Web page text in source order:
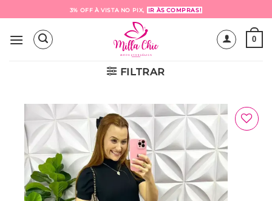
to
content
3% OFF À VISTA NO PIX, IR ÀS COMPRAS!
0
FILTRAR
Adicionar
à Lista